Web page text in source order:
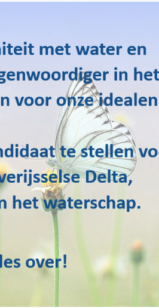
voormalig
Zo wordt een
gebruik. Voor
Door je
de
volgens